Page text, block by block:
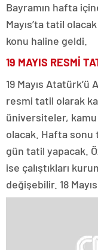
Bayramın hafta
Mayıs’ta tatil
konu haline geldi.
19 MAYIS RESMİ
19 Mayıs Atatürk’ü
resmi tatil olarak
üniversiteler, kamu
olacak. Hafta
gün tatil yapacak.
ise çalıştıkları
değişebilir. 18